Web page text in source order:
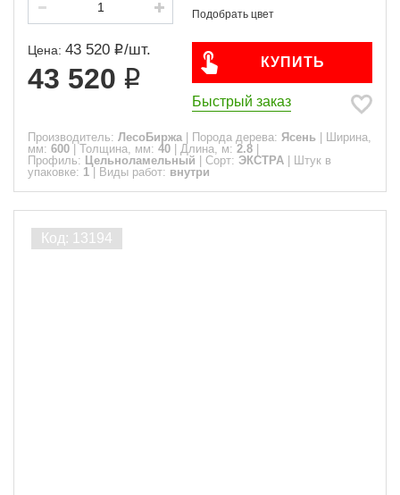
Цена: 43 520 /шт.
43 520
КУПИТЬ
Быстрый заказ
Производитель: ЛесоБиржа Порода дерева: Ясень
Ширина,
мм: 600 Толщина, мм: 40 Длина, м: 2.8
Профиль: Цельноламельный Сорт: ЭКСТРА
Штук в
упаковке: 1 Виды работ: внутри